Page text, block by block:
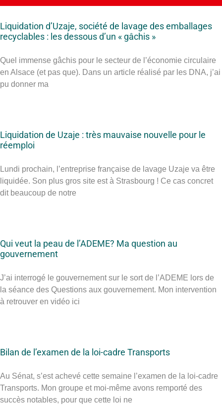
Liquidation d’Uzaje, société de lavage des emballages
recyclables : les dessous d’un « gâchis »
Quel immense gâchis pour le secteur de l’économie circulaire
en Alsace (et pas que). Dans un article réalisé par les DNA, j’ai
pu donner ma
Liquidation de Uzaje : très mauvaise nouvelle pour le
réemploi
Lundi prochain, l’entreprise française de lavage Uzaje va être
liquidée. Son plus gros site est à Strasbourg ! Ce cas concret
dit beaucoup de notre
Qui veut la peau de l’ADEME? Ma question au
gouvernement
J’ai interrogé le gouvernement sur le sort de l’ADEME lors de
la séance des Questions aux gouvernement. Mon intervention
à retrouver en vidéo ici
Bilan de l’examen de la loi-cadre Transports
Au Sénat, s’est achevé cette semaine l’examen de la loi-cadre
Transports. Mon groupe et moi-même avons remporté des
succès notables, pour que cette loi ne